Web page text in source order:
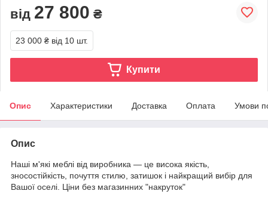
від 27 800 ₴
23 000 ₴ від 10 шт.
Купити
Опис Характеристики Доставка Оплата Умови
Опис
Наші м'які меблі від виробника — це висока якість,
зносостійкість, почуття стилю, затишок і найкращий вибір для
Вашої оселі. Ціни без магазинних "накруток"